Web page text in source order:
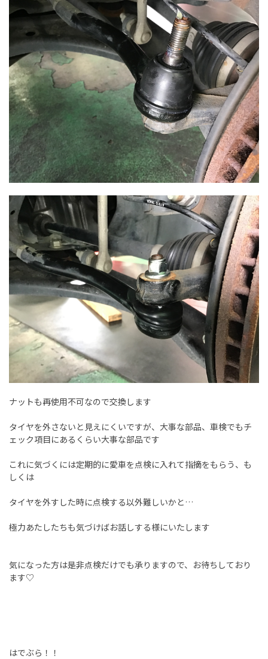
ナットも再使用不可なので交換します
タイヤを外さないと見えにくいですが、大事な部品、車検でもチ
ェック項目にあるくらい大事な部品です
これに気づくには定期的に愛車を点検に入れて指摘をもらう、も
しくは
タイヤを外すした時に点検する以外難しいかと…
極力あたしたちも気づけばお話しする様にいたします
気になった方は是非点検だけでも承りますので、お待ちしており
ます♡
はでぶら！！